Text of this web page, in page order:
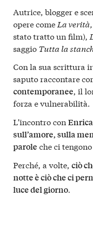
Autrice, blogger e
opere come La verità,
stato tratto un film),
saggio Tutta la
Con la sua scrittura
saputo raccontare
contemporanee, il
forza e vulnerabilità.
L’incontro con
sull’amore, sulla
parole che ci
Perché, a volte, ciò
notte è ciò che ci
luce del giorno